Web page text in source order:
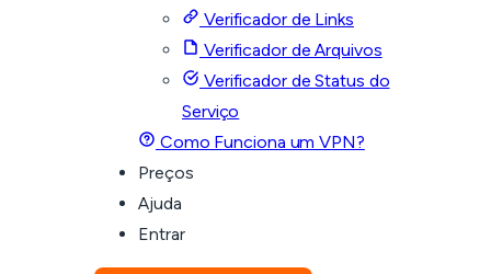
Verificador de Links
Verificador de Arquivos
Verificador de Status do
Serviço
Como Funciona um VPN?
Preços
Ajuda
Entrar